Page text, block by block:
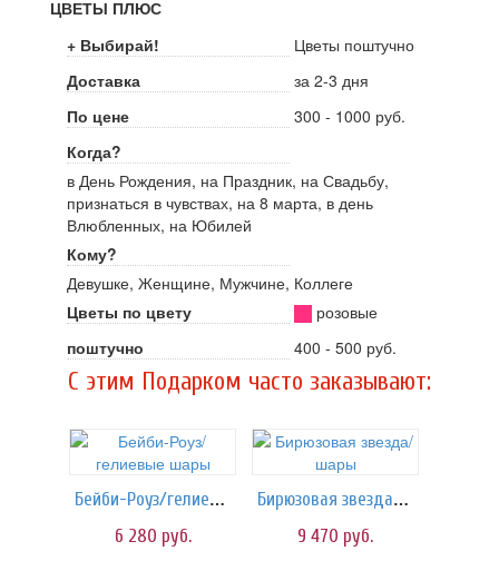
ЦВЕТЫ ПЛЮС
+ Выбирай!
Цветы поштучно
Доставка
за 2-3 дня
По цене
300 - 1000 руб.
Когда?
в День Рождения, на Праздник, на Свадьбу,
признаться в чувствах, на 8 марта, в день
Влюбленных, на Юбилей
Кому?
Девушке, Женщине, Мужчине, Коллеге
Цветы по цвету
розовые
поштучно
400 - 500 руб.
C этим Подарком часто заказывают:
Бейби-Роуз/гелиевые шары
6 280 руб.
Бирюзовая звезда/шары
9 470 руб.